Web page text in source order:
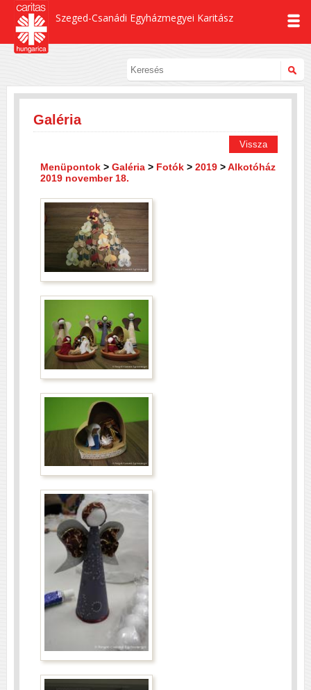
Szeged-Csanádi Egyházmegyei Karitász
Galéria
Vissza
Menüpontok > Galéria > Fotók > 2019 >Alkotóház
2019 november 18.